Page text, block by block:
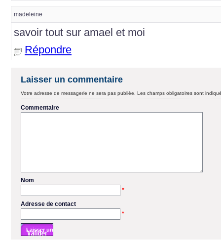
madeleine
savoir tout sur amael et moi
Répondre
Laisser un commentaire
Votre adresse de messagerie ne sera pas publiée. Les champs obligatoires sont
Commentaire
Nom
*
Adresse de contact
*